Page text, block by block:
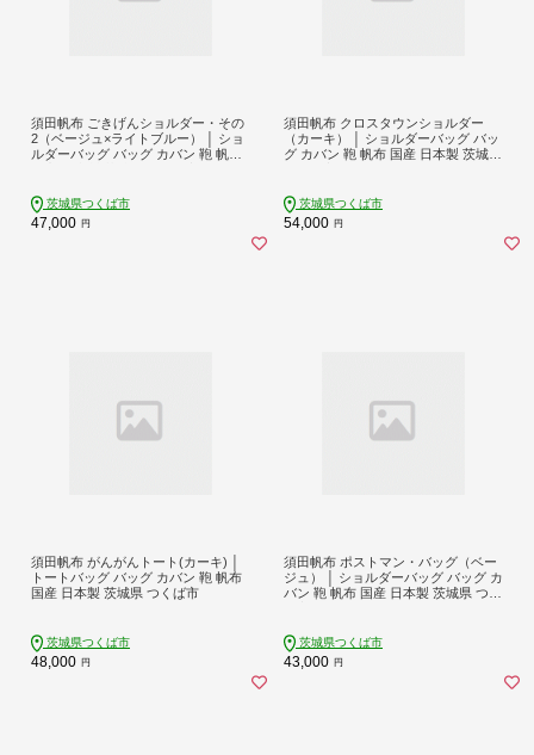
須田帆布 ごきげんショルダー・その
2（ベージュ×ライトブルー） │ ショ
ルダーバッグ バッグ カバン 鞄 帆布
茨城県つくば市
47,000 円
須田帆布 クロスタウンショルダー
（カーキ） │ ショルダーバッグ バッ
グ カバン 鞄 帆布 国産 日本製 茨城県
茨城県つくば市
54,000 円
須田帆布 がんがんトート(カーキ) │
トートバッグ バッグ カバン 鞄 帆布
国産 日本製 茨城県 つくば市
茨城県つくば市
48,000 円
須田帆布 ポストマン・バッグ（ベー
ジュ） │ ショルダーバッグ バッグ カ
バン 鞄 帆布 国産 日本製 茨城県 つく
茨城県つくば市
43,000 円